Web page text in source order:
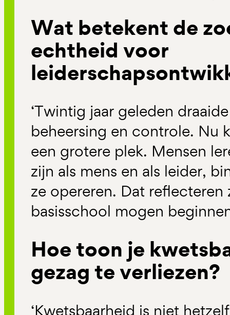
Wat betekent de
echtheid voor
‘Twintig jaar geleden
beheersing en controle. Nu
een grotere plek. Mensen
zijn als mens en als leider,
ze opereren. Dat reflecteren
basisschool mogen
Hoe toon je
gezag te verliezen?
‘Kwetsbaarheid is niet